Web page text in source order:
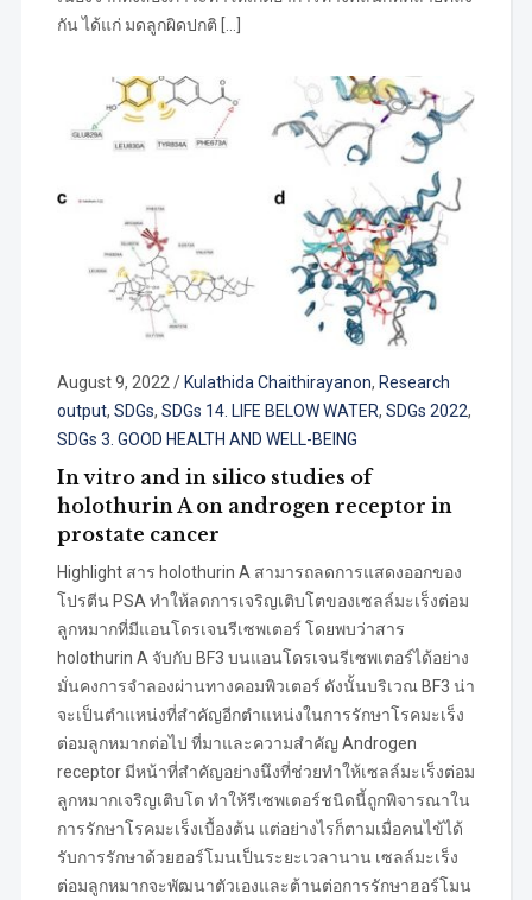
กัน ได้แก่ มดลูกผิดปกติ […]
August 9, 2022/ Kulathida Chaithirayanon, Research
output, SDGs, SDGs 14. LIFE BELOW WATER, SDGs 2022,
SDGs 3. GOOD HEALTH AND WELL-BEING
In vitro and in silico studies of
holothurin A on androgen receptor in
prostate cancer
Highlight สาร holothurin A สามารถลดการแสดงออกของ
โปรตีน PSA ทำให้ลดการเจริญเติบโตของเซลล์มะเร็งต่อม
ลูกหมากที่มีแอนโดรเจนรีเซพเตอร์ โดยพบว่าสาร
holothurin A จับกับ BF3 บนแอนโดรเจนรีเซพเตอร์ได้อย่าง
มั่นคงการจำลองผ่านทางคอมพิวเตอร์ ดังนั้นบริเวณ BF3 น่า
จะเป็นตำแหน่งที่สำคัญอีกตำแหน่งในการรักษาโรคมะเร็ง
ต่อมลูกหมากต่อไป ที่มาและความสำคัญ Androgen
receptor มีหน้าที่สำคัญอย่างนึงที่ช่วยทำให้เซลล์มะเร็งต่อม
ลูกหมากเจริญเติบโต ทำให้รีเซพเตอร์ชนิดนี้ถูกพิจารณาใน
การรักษาโรคมะเร็งเบื้องต้น แต่อย่างไรก็ตามเมื่อคนไข้ได้
รับการรักษาด้วยฮอร์โมนเป็นระยะเวลานาน เซลล์มะเร็ง
ต่อมลูกหมากจะพัฒนาตัวเองและต้านต่อการรักษาฮอร์โมน